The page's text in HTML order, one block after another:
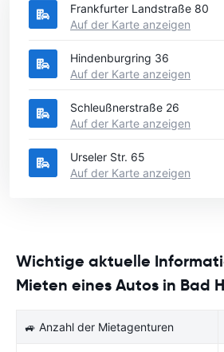
Frankfurter Landstraße 80
Auf der Karte anzeigen
Hindenburgring 36
Auf der Karte anzeigen
Schleußnerstraße 26
Auf der Karte anzeigen
Urseler Str. 65
Auf der Karte anzeigen
Wichtige aktuelle
Mieten eines Autos in Bad
🚙 Anzahl der Mietagenturen